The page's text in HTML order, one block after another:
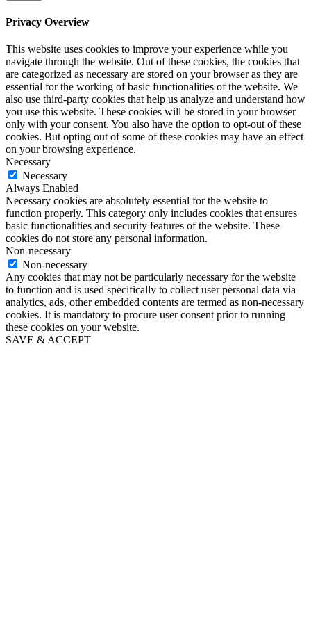
Privacy Overview
This website uses cookies to improve your experience while you
navigate through the website. Out of these cookies, the cookies that
are categorized as necessary are stored on your browser as they are
essential for the working of basic functionalities of the website. We
also use third-party cookies that help us analyze and understand how
you use this website. These cookies will be stored in your browser
only with your consent. You also have the option to opt-out of these
cookies. But opting out of some of these cookies may have an effect
on your browsing experience.
Necessary
Necessary
Always Enabled
Necessary cookies are absolutely essential for the website to
function properly. This category only includes cookies that ensures
basic functionalities and security features of the website. These
cookies do not store any personal information.
Non-necessary
Non-necessary
Any cookies that may not be particularly necessary for the website
to function and is used specifically to collect user personal data via
analytics, ads, other embedded contents are termed as non-necessary
cookies. It is mandatory to procure user consent prior to running
these cookies on your website.
SAVE & ACCEPT